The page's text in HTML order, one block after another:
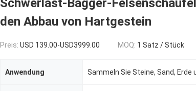
Schwerlast-Bagger-
den Abbau von Hartgestein
Preis: USD 139.00-USD3999.00 MOQ: 1 Satz / Stück
Anwendung Sammeln Sie Steine, Sand, Erde